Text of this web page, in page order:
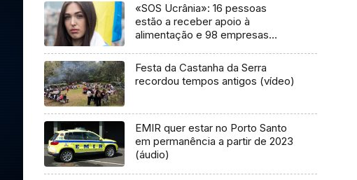
«SOS Ucrânia»: 16 pessoas
estão a receber apoio à
alimentação e 98 empresas
Festa da Castanha da Serra
recordou tempos antigos (vídeo)
EMIR quer estar no Porto Santo
em permanência a partir de 2023
(áudio)